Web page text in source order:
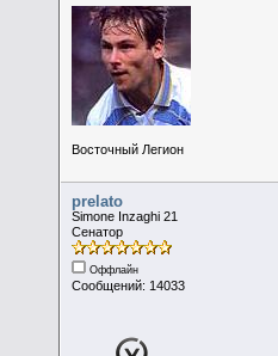
Восточный Легион
prelato
Simone Inzaghi 21
Сенатор
Оффлайн
Сообщений: 14033